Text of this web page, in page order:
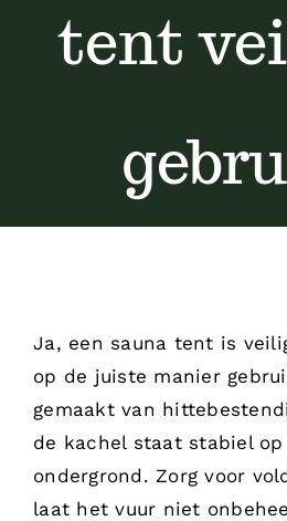
tent
Ja, een sauna tent is
op de juiste manier
gemaakt van
de kachel staat stabiel op
ondergrond. Zorg voor
laat het vuur niet